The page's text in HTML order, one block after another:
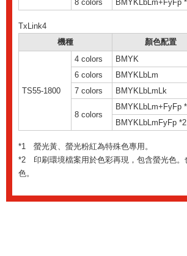
8 colors
BMYKLbLm+FyFp
TxLink4
機種
顏色配置
TS55-1800
4 colors BMYK
6 colors
BMYKLbLm
7 colors
BMYKLbLmLk
8 colors
BMYKLbLm+FyFp
BMYKLbLmFyFp *2
*1 螢光黃、螢光粉紅為特殊色專用。
*2 印刷環境檔案用於色彩再現，包含螢光色。
色。